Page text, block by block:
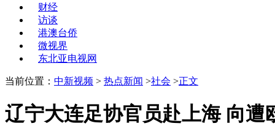
财经
访谈
港澳台侨
微视界
东北亚电视网
当前位置： 中新视频 > 热点新闻 >社会 >正文
辽宁大连足协官员赴上海 向遭